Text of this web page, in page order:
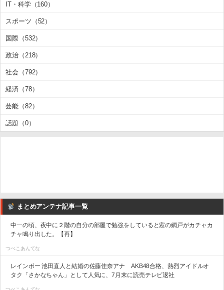
IT・科学（160）
スポーツ（52）
国際（532）
政治（218）
社会（792）
経済（78）
芸能（82）
話題（0）
まとめアンテナ記事一覧
中一の頃、夜中に２階の自分の部屋で勉強をしていると窓の網戸がカチャカ
チャ鳴り出した。【再】
つべこあんてな
レインボー 池田直人と結婚の佐藤佳奈アナ AKB48合格、熱烈アイドルオ
タク「さかなちゃん」として人気に、7月末に読売テレビ退社